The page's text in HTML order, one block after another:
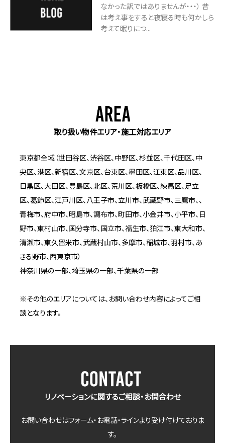
なかった訳ではありませんが・・・） 昔
は考え事をすると夜寝る時も何かしら
考えて眠りにつ...
取り扱い物件エリア・施工対応エリア
東京都全域（世田谷区、渋谷区、中野区、杉並区、千代田区、中
央区、港区、新宿区、文京区、台東区、墨田区、江東区、品川区、
目黒区、大田区、豊島区、北区、荒川区、板橋区、練馬区、足立
区、葛飾区、江戸川区、八王子市、立川市、武蔵野市、三鷹市、、
青梅市、府中市、昭島市、調布市、町田市、小金井市、小平市、日
野市、東村山市、国分寺市、国立市、福生市、狛江市、東大和市、
清瀬市、東久留米市、武蔵村山市、多摩市、稲城市、羽村市、あ
きる野市、西東京市）
神奈川県の一部、埼玉県の一部、千葉県の一部
※その他のエリアについては、お問い合わせ内容によってご相
談となります。
リノベーションに関するご相談・お問合わせ
お問い合わせはフォーム・お電話・ラインより受け付けておりま
す。